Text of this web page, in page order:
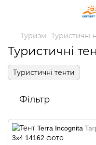
Туризм Туристичні
Туристичні
Туристичні тенти
Фільтр